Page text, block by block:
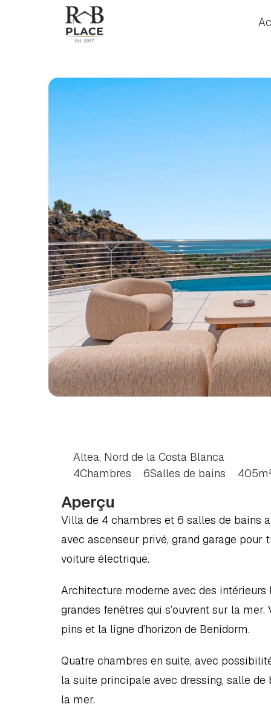
Altea, Nord de la Costa Blanca
4Chambres 6Salles de bains 405
Aperçu
Villa de 4 chambres et 6 salles de bains
avec ascenseur privé, grand garage
voiture électrique.
Architecture moderne avec des
grandes fenêtres qui s’ouvrent sur la
pins et la ligne d’horizon de Benidorm.
Quatre chambres en suite, avec
la suite principale avec dressing, salle
la mer.